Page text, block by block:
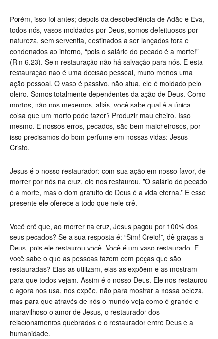
Porém, isso foi antes; depois da desobediência de Adão e Eva,
todos nós, vasos moldados por Deus, somos defeituosos por
natureza, sem serventia, destinados a ser lançados fora e
condenados ao inferno, “pois o salário do pecado é a morte!”
(Rm 6.23). Sem restauração não há salvação para nós. E esta
restauração não é uma decisão pessoal, muito menos uma
ação pessoal. O vaso é passivo, não atua, ele é moldado pelo
oleiro. Somos totalmente dependentes da ação de Deus. Como
mortos, não nos mexemos, aliás, você sabe qual é a única
coisa que um morto pode fazer? Produzir mau cheiro. Isso
mesmo. E nossos erros, pecados, são bem malcheirosos, por
isso precisamos do bom perfume em nossas vidas: Jesus
Cristo.
Jesus é o nosso restaurador: com sua ação em nosso favor, de
morrer por nós na cruz, ele nos restaurou. ”O salário do pecado
é a morte, mas o dom gratuito de Deus é a vida eterna.” E esse
presente ele oferece a todo que nele crê.
Você crê que, ao morrer na cruz, Jesus pagou por 100% dos
seus pecados? Se a sua resposta é: “Sim! Creio!”, dê graças a
Deus, pois ele restaurou você. Você é um vaso restaurado. E
você sabe o que as pessoas fazem com peças que são
restauradas? Elas as utilizam, elas as expõem e as mostram
para que todos vejam. Assim é o nosso Deus. Ele nos restaurou
e agora nos usa, nos expõe, não para mostrar a nossa beleza,
mas para que através de nós o mundo veja como é grande e
maravilhoso o amor de Jesus, o restaurador dos
relacionamentos quebrados e o restaurador entre Deus e a
humanidade.